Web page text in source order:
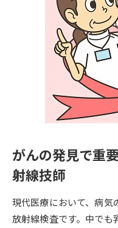
大学・短大以外の資料
専門学校の資料請求
留学・進学関連、塾・予備校
大学入学共通テスト「受験上
配慮案内」の請求
幼稚園教員資格認定試験
高等学校（情報）教員資格認定
がんの発見で重
射線技師
現代医療において、病気
放射線検査です。中でも